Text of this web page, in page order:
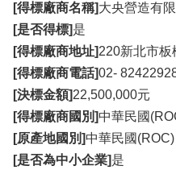
[得標廠商名稱]大央營造有限
[是否得標]是
[得標廠商地址]220新北市板
[得標廠商電話]02-
[決標金額]22,500,000元
[得標廠商國別]中華民國
[原產地國別]中華民國(ROC)
[是否為中小企業]是